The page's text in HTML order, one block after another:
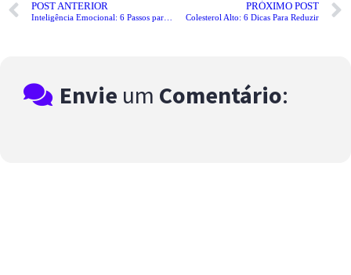
POST ANTERIOR PRÓXIMO POST
Colesterol Alto: 6 Dicas Para Reduzir
Envie um Comentário: